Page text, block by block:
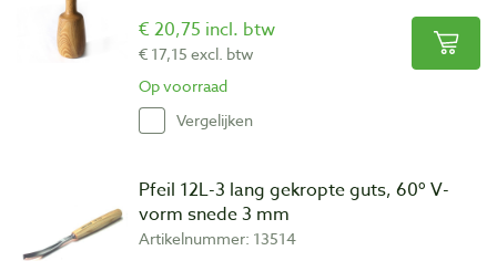
€ 20,75 incl. btw
€ 17,15 excl. btw
Op voorraad
Vergelijken
Pfeil 12L-3 lang gekropte guts, 60º V-
vorm snede 3 mm
Artikelnummer: 13514